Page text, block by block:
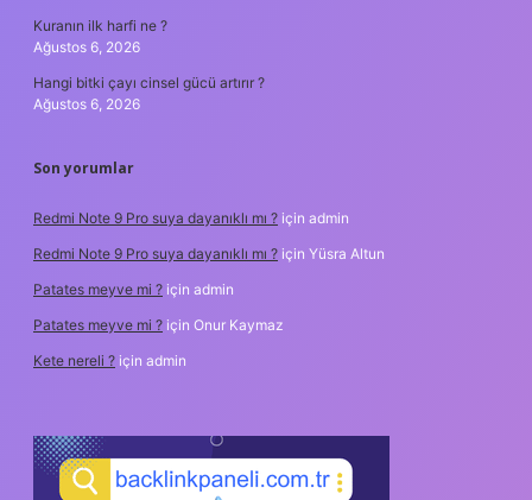
Kuranın ilk harfi ne ?
Ağustos 6, 2026
Hangi bitki çayı cinsel gücü artırır ?
Ağustos 6, 2026
Son yorumlar
Redmi Note 9 Pro suya dayanıklı mı ? için admin
Redmi Note 9 Pro suya dayanıklı mı ? için Yüsra Altun
Patates meyve mi ? için admin
Patates meyve mi ? için Onur Kaymaz
Kete nereli ? için admin